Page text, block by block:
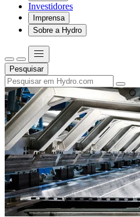
Investidores
Imprensa
Sobre a Hydro
Pesquisar